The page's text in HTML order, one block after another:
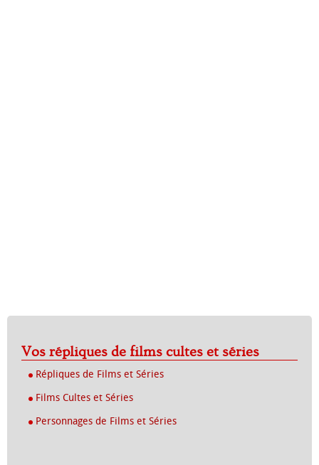
Vos répliques de films cultes et séries
Répliques de Films et Séries
Films Cultes et Séries
Personnages de Films et Séries